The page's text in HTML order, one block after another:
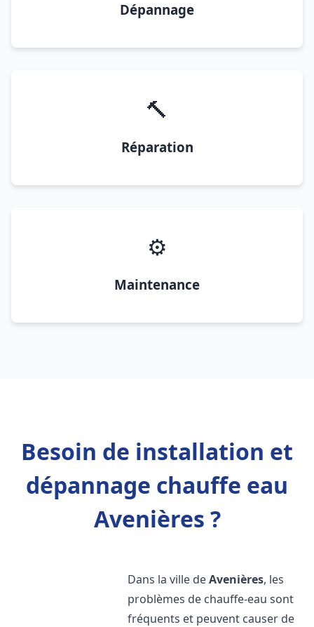
Dépannage
🔨
Réparation
⚙️
Maintenance
Besoin de installation et
dépannage chauffe eau
Avenières ?
Dans la ville deAvenières, les
problèmes de chauffe-eau sont
fréquents et peuvent causer de